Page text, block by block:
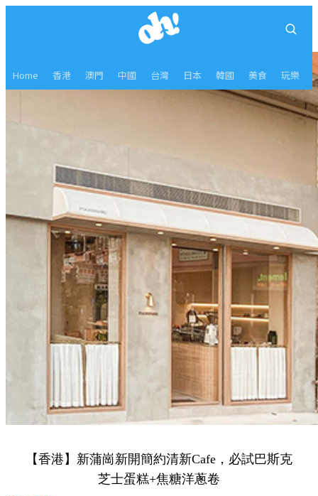
Home 香港 澳門 中國 台灣 日本 韓國 美食 玩樂
【香港】新蒲崗新開簡約清新Cafe，必試巴斯克
芝士蛋糕+焦糖洋蔥卷